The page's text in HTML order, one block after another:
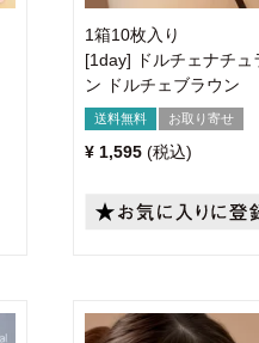
1箱10枚入り
[1day] ドルチェナチュ
ン ドルチェブラウン
送料無料 お取り寄せ
¥ 1,595 税込